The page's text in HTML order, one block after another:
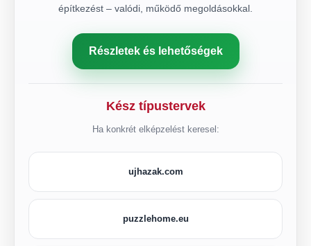
építkezést – valódi, működő megoldásokkal.
Részletek és lehetőségek
Kész típustervek
Ha konkrét elképzelést keresel:
ujhazak.com
puzzlehome.eu